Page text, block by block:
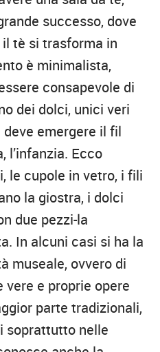
successo, dove
tè si trasforma in
è minimalista,
consapevole di
dei dolci, unici veri
emergere il fil
l’infanzia. Ecco
le cupole in vetro, i fili
la giostra, i dolci
due pezzi-la
In alcuni casi si ha la
museale, ovvero di
e proprie opere
parte tradizionali,
soprattutto nelle